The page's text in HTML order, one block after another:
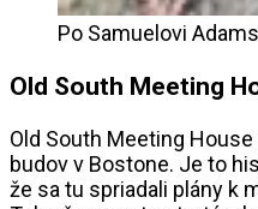
Po Samuelovi
Old South Meeting
Old South Meeting
budov v Bostone. Je to
že sa tu spriadali plány k